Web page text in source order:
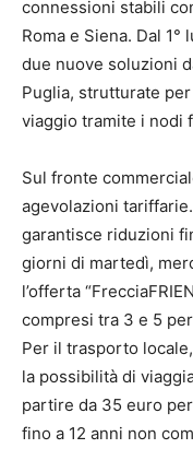
connessioni stabili
Roma e Siena. Dal
due nuove soluzioni
Puglia, strutturate
viaggio tramite i nodi
Sul fronte
agevolazioni tariffarie.
garantisce riduzioni
giorni di martedì,
l’offerta
compresi tra 3 e 5
Per il trasporto
la possibilità di
partire da 35 euro
fino a 12 anni non